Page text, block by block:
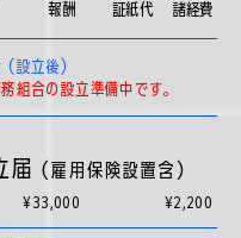
​報酬 証紙代 ​諸経費
設立後）
組合の設立準備中です。
届 （雇用保険設置含）
¥33,000 ¥2,200